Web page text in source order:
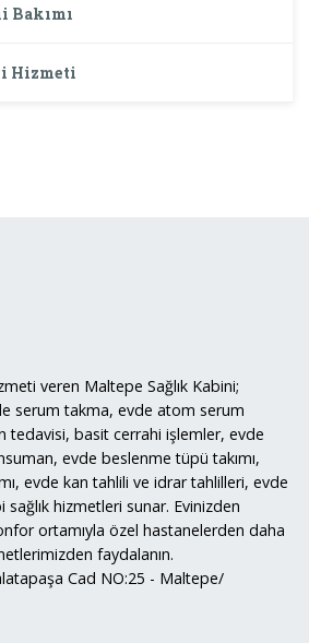
Bakımı
Hizmeti
veren Maltepe Sağlık Kabini;
serum takma, evde atom serum
tedavisi, basit cerrahi işlemler, evde
evde beslenme tüpü takımı,
evde kan tahlili ve idrar tahlilleri, evde
hizmetleri sunar. Evinizden
ortamıyla özel hastanelerden daha
faydalanın.
Cad NO:25 - Maltepe/